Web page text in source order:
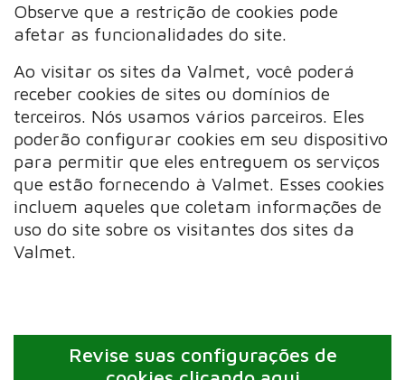
Observe que a restrição de cookies pode
afetar as funcionalidades do site.
Ao visitar os sites da Valmet, você poderá
receber cookies de sites ou domínios de
terceiros. Nós usamos vários parceiros. Eles
poderão configurar cookies em seu dispositivo
para permitir que eles entreguem os serviços
que estão fornecendo à Valmet. Esses cookies
incluem aqueles que coletam informações de
uso do site sobre os visitantes dos sites da
Valmet.
Revise suas configurações de